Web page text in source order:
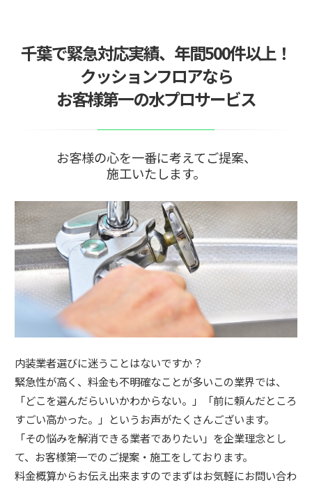
千葉で緊急対応実績、年間500件以上！
クッションフロアなら
お客様第一の水プロサービス
お客様の心を一番に考えてご提案、
施工いたします。
内装業者選びに迷うことはないですか？
緊急性が高く、料金も不明確なことが多いこの業界では、
「どこを選んだらいいかわからない。」「前に頼んだところ
すごい高かった。」というお声がたくさんございます。
「その悩みを解消できる業者でありたい」を企業理念とし
て、お客様第一でのご提案・施工をしております。
料金概算からお伝え出来ますのでまずはお気軽にお問い合わ